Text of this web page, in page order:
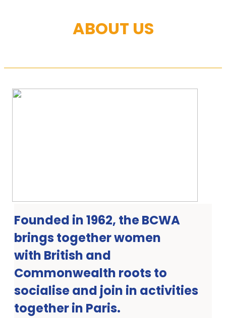
ABOUT US
Founded in 1962, the BCWA
brings together women
with British and
Commonwealth roots to
socialise and join in activities
together in Paris.